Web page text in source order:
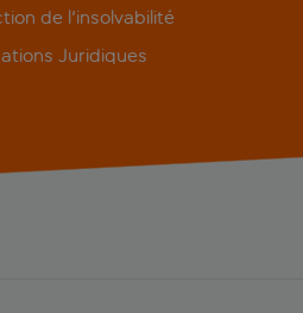
de l'insolvabilité
Juridiques